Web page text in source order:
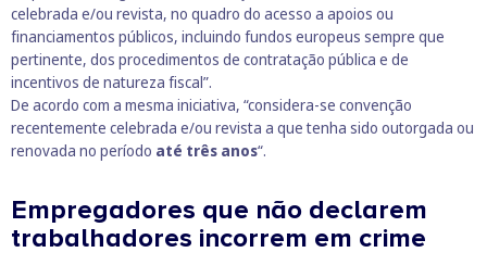
celebrada e/ou revista, no quadro do acesso a apoios ou
financiamentos públicos, incluindo fundos europeus sempre que
pertinente, dos procedimentos de contratação pública e de
incentivos de natureza fiscal”.
De acordo com a mesma iniciativa, “considera-se convenção
recentemente celebrada e/ou revista a que tenha sido outorgada ou
renovada no período até três anos“.
Empregadores que não declarem
trabalhadores incorrem em crime